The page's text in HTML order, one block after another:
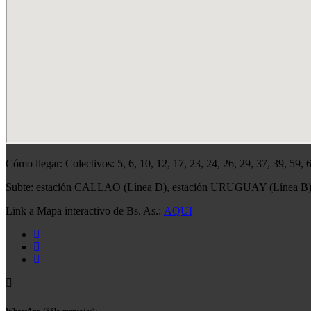
Cómo llegar: Colectivos: 5, 6, 10, 12, 17, 23, 24, 26, 29, 37, 39,
Subte: estación CALLAO (Línea D), estación URUGUAY (Línea B)
Link a Mapa interactivo de Bs. As.: AQUI